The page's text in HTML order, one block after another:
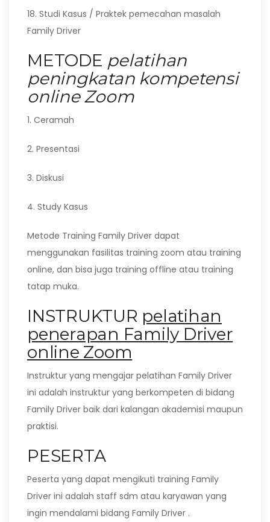
18. Studi Kasus / Praktek pemecahan masalah
Family Driver
METODE pelatihan
peningkatan kompetensi
online Zoom
1. Ceramah
2. Presentasi
3. Diskusi
4. Study Kasus
Metode Training Family Driver dapat
menggunakan fasilitas training zoom atau training
online, dan bisa juga training offline atau training
tatap muka.
INSTRUKTUR pelatihan
penerapan Family Driver
online Zoom
Instruktur yang mengajar pelatihan Family Driver
ini adalah instruktur yang berkompeten di bidang
Family Driver baik dari kalangan akademisi maupun
praktisi.
PESERTA
Peserta yang dapat mengikuti training Family
Driver ini adalah staff sdm atau karyawan yang
ingin mendalami bidang Family Driver .